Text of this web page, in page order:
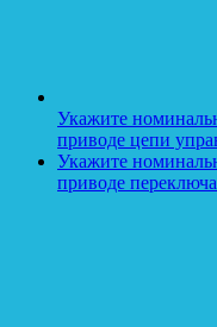
Укажите
приводе цепи
Укажите
приводе